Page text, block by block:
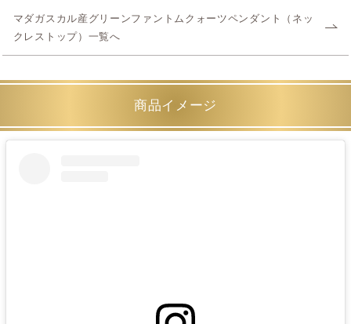
マダガスカル産グリーンファントムクォーツペンダント（ネッ
クレストップ）一覧へ
商品イメージ